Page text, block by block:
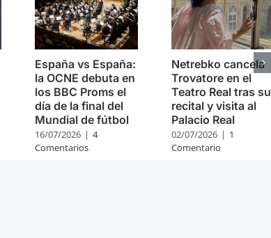
España vs España:
la OCNE debuta en
los BBC Proms el
día de la final del
Mundial de fútbol
16/07/2026 | 4
Comentarios
Netrebko cancela
Trovatore en el
Teatro Real tras su
recital y visita al
Palacio Real
02/07/2026 | 1
Comentario